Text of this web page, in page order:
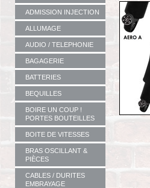
ADMISSION INJECTION
ALLUMAGE
AUDIO / TELEPHONIE
BAGAGERIE
BATTERIES
BEQUILLES
BOIRE UN COUP !
PORTES BOUTEILLES
BOITE DE VITESSES
BRAS OSCILLANT &
PIÈCES
CABLES / DURITES
EMBRAYAGE